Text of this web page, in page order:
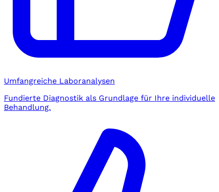
Umfangreiche Laboranalysen
Fundierte Diagnostik als Grundlage für Ihre individuelle
Behandlung.